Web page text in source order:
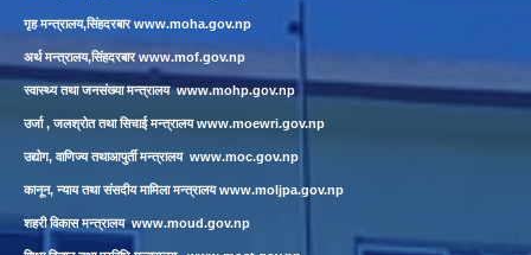
गृह मन्त्रालय,सिंहदरबारwww.moha.gov.np
अर्थ मन्त्रालय,सिंहदरबारwww.mof.gov.np
स्वास्थ्य तथा जनसंख्या मन्त्रालयwww.mohp.gov.np
उर्जा , जलश्रोत तथा सिचाई मन्त्रालयwww.moewri.gov.np
उद्योग, वाणिज्य तथाआपुर्ती मन्त्रालय www.moc.gov.np
कानून, न्याय तथा संसदीय मामिला मन्त्रालयwww.moljpa.gov.np
शहरी विकास मन्त्रालयwww.moud.gov.np